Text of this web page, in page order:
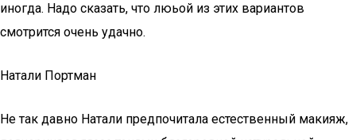
иногда. Надо сказать, что люьой из этих вариантов
смотрится очень удачно.
Натали Портман
Не так давно Натали предпочитала естественный макияж,